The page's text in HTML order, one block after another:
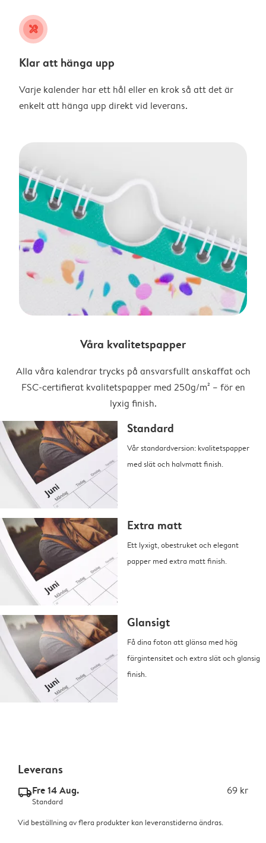
tools
Klar att hänga upp
Varje kalender har ett hål eller en krok så att det är
enkelt att hänga upp direkt vid leverans.
Våra kvalitetspapper
Alla våra kalendrar trycks på ansvarsfullt anskaffat och
FSC-certifierat kvalitetspapper med 250g/m² – för en
lyxig finish.
Standard
Vår standardversion: kvalitetspapper
med slät och halvmatt finish.
Extra matt
Ett lyxigt, obestruket och elegant
papper med extra matt finish.
Glansigt
Få dina foton att glänsa med hög
färgintensitet och extra slät och glansig
finish.
Leverans
delivery_standard_v2Fre 14 Aug. 69 kr
Standard
Vid beställning av flera produkter kan leveranstiderna ändras.